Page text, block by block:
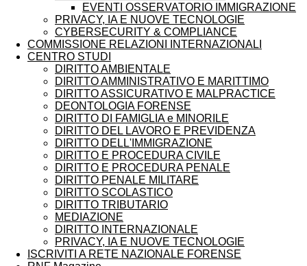
EVENTI OSSERVATORIO IMMIGRAZIONE
PRIVACY, IA E NUOVE TECNOLOGIE
CYBERSECURITY & COMPLIANCE
COMMISSIONE RELAZIONI INTERNAZIONALI
CENTRO STUDI
DIRITTO AMBIENTALE
DIRITTO AMMINISTRATIVO E MARITTIMO
DIRITTO ASSICURATIVO E MALPRACTICE
DEONTOLOGIA FORENSE
DIRITTO DI FAMIGLIA e MINORILE
DIRITTO DEL LAVORO E PREVIDENZA
DIRITTO DELL'IMMIGRAZIONE
DIRITTO E PROCEDURA CIVILE
DIRITTO E PROCEDURA PENALE
DIRITTO PENALE MILITARE
DIRITTO SCOLASTICO
DIRITTO TRIBUTARIO
MEDIAZIONE
DIRITTO INTERNAZIONALE
PRIVACY, IA E NUOVE TECNOLOGIE
ISCRIVITI A RETE NAZIONALE FORENSE